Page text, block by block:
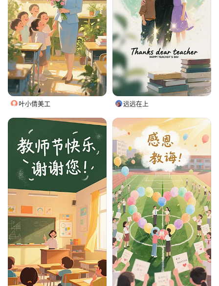
叶小倩美工 远远在上